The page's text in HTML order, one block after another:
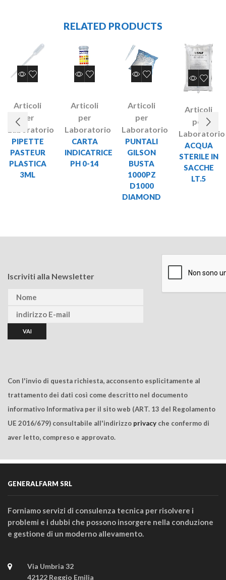
RELATED PRODUCTS
Articoli
per
Laboratorio
PIPETTE
PASTEUR
PLASTICA
3ML
Articoli
per
Laboratorio
CARTA
INDICATRICE
PH 0-14
Articoli
per
Laboratorio
PUNTALI
GILSON
BUSTA
1000PZ
D1000
DIAMOND
Articoli
per
Laboratorio
ACQUA
STERILE IN
SACCHE
LT.5
Iscriviti alla Newsletter
Con l'invio di questa richiesta, acconsento esplicitamente al
trattamento dei dati così come descritto nel documento
informativo Informativa per il sito web (ART. 13 del Regolamento
UE 2016/679) consultabile all'indirizzo privacy che confermo di
aver letto, compreso e approvato.
GENERALFARM SRL
Forniamo servizi di consulenza tecnica per risolvere i
problemi e i dubbi che possono insorgere nella conduzione
e gestione di un moderno allevamento.
Via Umbria 32
42122 Reggio Emilia